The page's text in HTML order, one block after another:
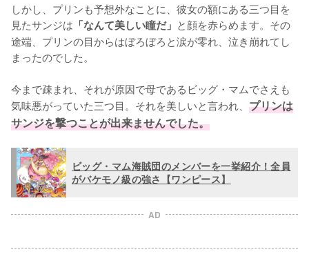
しかし、プリンも予想外なことに、彼女の額にある三つ目を
見たサンジは 「なんて美しい瞳だ」 と顔を赤らめます。その
途端、プリンの目からはぼろぼろと涙が零れ、泣き崩れてし
まったのでした。
今まで疎まれ、それが原因で母であるビッグ・マムでさえも
気味悪がっていた三つ目。それを美しいと言われ、 プリンは
サンジを撃つことが出来ませんでした。
ビッグ・マム海賊団のメンバーを一挙紹介！全員
がバケモノ級の強さ【ワンピース】
AD